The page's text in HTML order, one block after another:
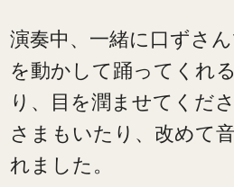
演奏中、一緒に口ずさ
を動かして踊ってくれ
り、目を潤ませてくだ
さまもいたり、改めて
れました。